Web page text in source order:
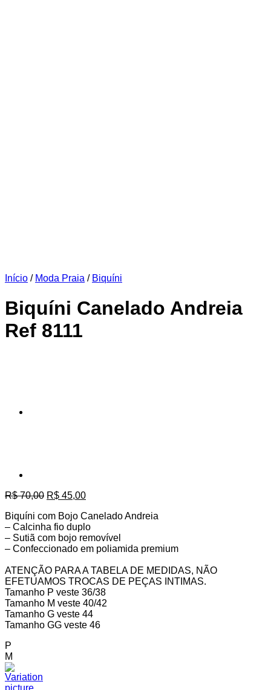
Início / Moda Praia / Biquíni
Biquíni Canelado Andreia
Ref 8111
R$70,00 O
original
era:
R$ 70,00.
R$ 45,00O
atual
é:
R$ 45,00.
Biquíni com Bojo Canelado Andreia
– Calcinha fio duplo
– Sutiã com bojo removível
– Confeccionado em poliamida premium
ATENÇÃO PARA A TABELA DE MEDIDAS, NÃO
EFETUAMOS TROCAS DE PEÇAS INTIMAS.
Tamanho P veste 36/38
Tamanho M veste 40/42
Tamanho G veste 44
Tamanho GG veste 46
P
M